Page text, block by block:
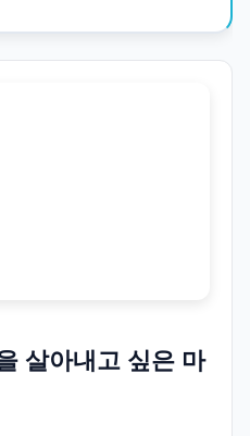
살아내고 싶은 마